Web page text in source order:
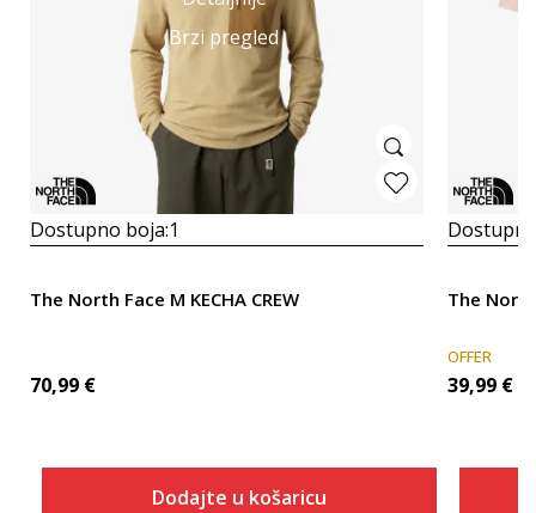
Brzi pregled
Dostupno boja:1
The North Face M KECHA CREW
70,99 €
Dodajte u košaricu
The
OFFER
39,99 €